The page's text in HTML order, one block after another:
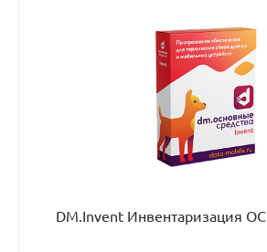
DM.Invent Инвентаризация ОС